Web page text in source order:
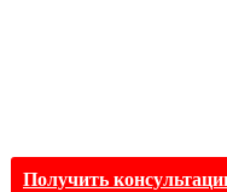
Получить